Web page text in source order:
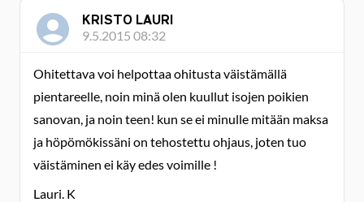
KRISTO LAURI
9.5.2015 08:32
Ohitettava voi helpottaa ohitusta väistämällä
pientareelle, noin minä olen kuullut isojen poikien
sanovan, ja noin teen! kun se ei minulle mitään maksa
ja höpömökissäni on tehostettu ohjaus, joten tuo
väistäminen ei käy edes voimille !
Lauri. K